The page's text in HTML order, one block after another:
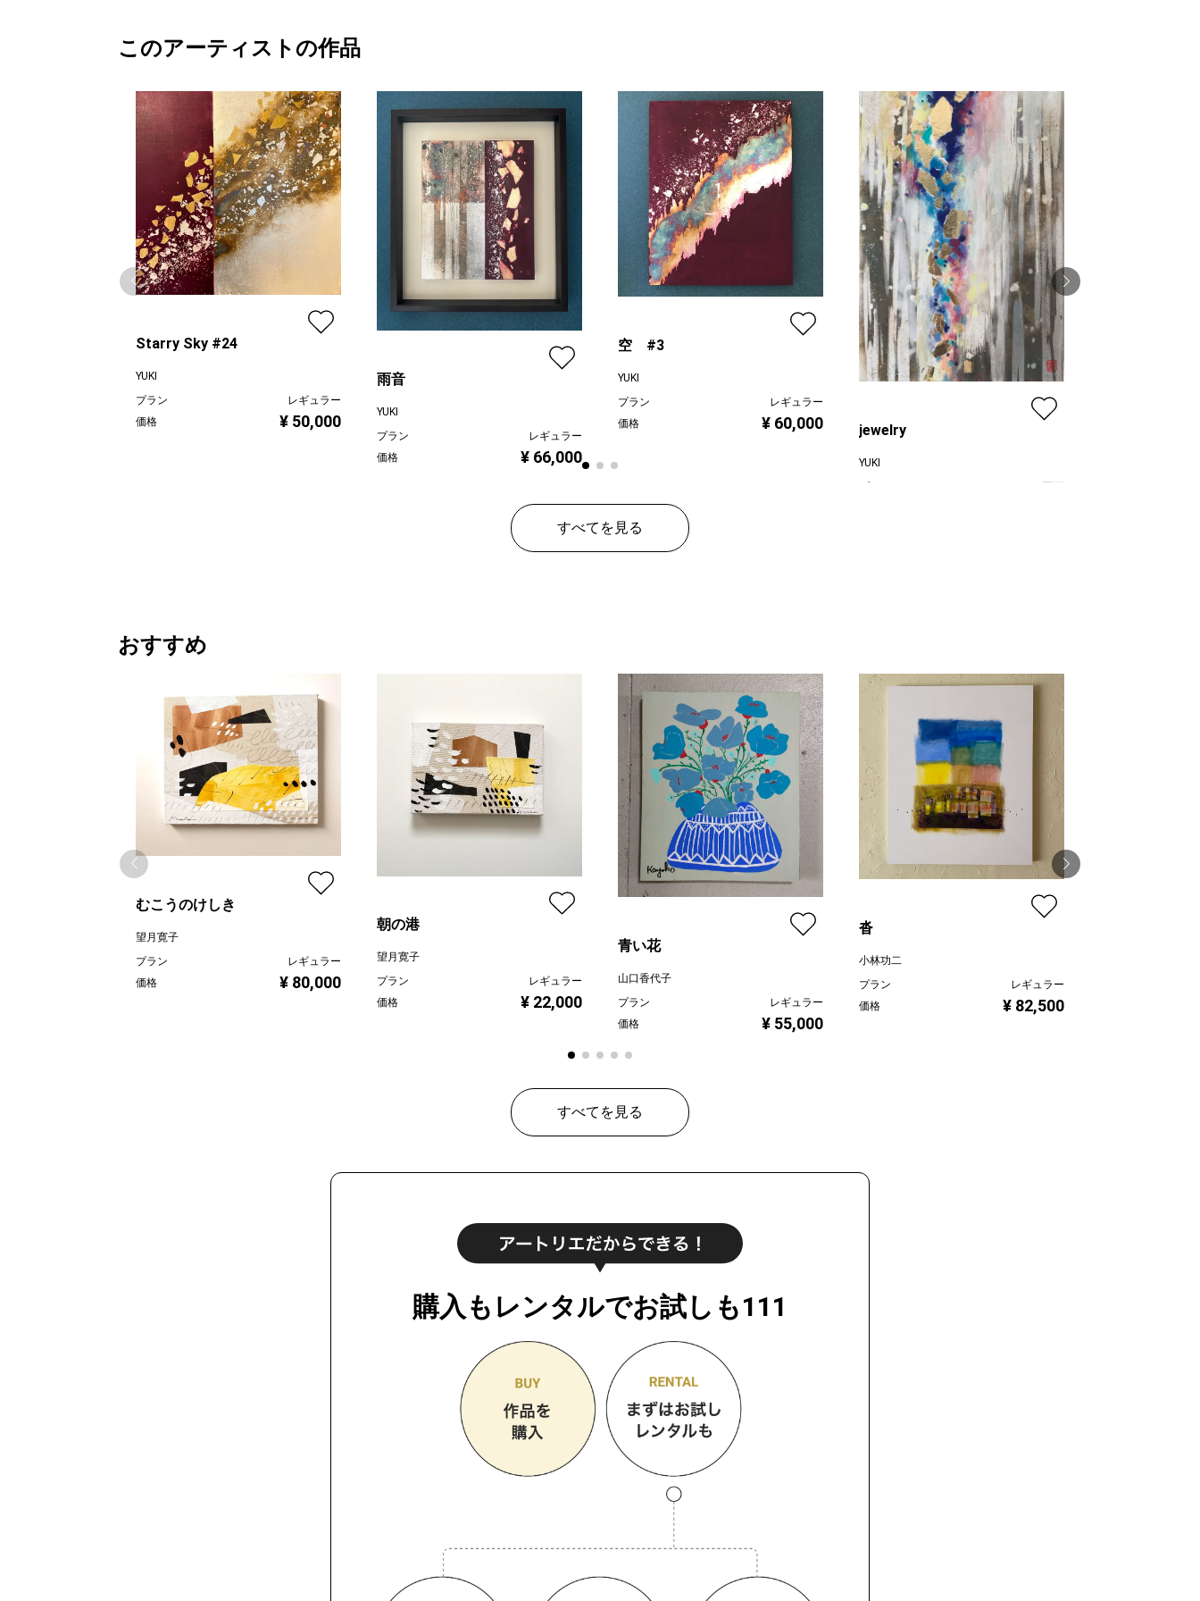
このアーティストの作品
Starry Sky #24
YUKI
プラン
レギュラー
価格
¥ 50,000
雨音
YUKI
プラン
レギュラー
価格
¥ 66,000
空 #3
YUKI
プラン
レギュラー
価格
¥ 60,000 jewelry
YUKI
プラン
レンタル不可
すべてを見る
おすすめ
むこうのけしき
望月寛子
プラン
レギュラー
価格
¥ 80,000
朝の港
望月寛子
プラン
レギュラー
価格
¥ 22,000
青い花
山口香代子
プラン
レギュラー
価格
¥ 55,000
沓
小林功二
プラン
レギュラー
価格
¥ 82,500
すべてを見る
購入もレンタルでお試しも111